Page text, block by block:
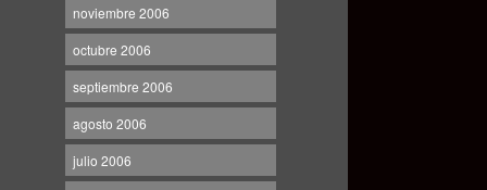
noviembre 2006
octubre 2006
septiembre 2006
agosto 2006
julio 2006